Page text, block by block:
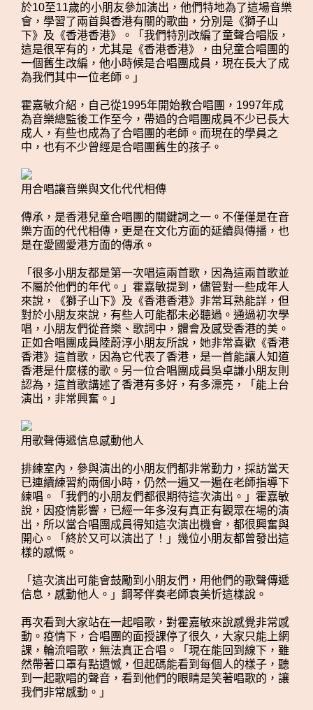
於10至11歲的小朋友參加演出，他們特地為了這場音樂
會，學習了兩首與香港有關的歌曲，分別是《獅子山
下》及《香港香港》。「我們特別改編了童聲合唱版，
這是很罕有的，尤其是《香港香港》，由兒童合唱團的
一個舊生改編，他小時候是合唱團成員，現在長大了成
為我們其中一位老師。」
霍嘉敏介紹，自己從1995年開始教合唱團，1997年成
為音樂總監後工作至今，帶過的合唱團成員不少已長大
成人，有些也成為了合唱團的老師。而現在的學員之
中，也有不少曾經是合唱團舊生的孩子。
用合唱讓音樂與文化代代相傳
傳承，是香港兒童合唱團的關鍵詞之一。不僅僅是在音
樂方面的代代相傳，更是在文化方面的延續與傳播，也
是在愛國愛港方面的傳承。
「很多小朋友都是第一次唱這兩首歌，因為這兩首歌並
不屬於他們的年代。」霍嘉敏提到，儘管對一些成年人
來說，《獅子山下》及《香港香港》非常耳熟能詳，但
對於小朋友來說，有些人可能都未必聽過。通過初次學
唱，小朋友們從音樂、歌詞中，體會及感受香港的美。
正如合唱團成員陸蔚淳小朋友所說，她非常喜歡《香港
香港》這首歌，因為它代表了香港，是一首能讓人知道
香港是什麼樣的歌。另一位合唱團成員吳卓謙小朋友則
認為，這首歌講述了香港有多好，有多漂亮，「能上台
演出，非常興奮。」
用歌聲傳遞信息感動他人
排練室內，參與演出的小朋友們都非常勤力，採訪當天
已連續練習約兩個小時，仍然一遍又一遍在老師指導下
練唱。「我們的小朋友們都很期待這次演出。」霍嘉敏
說，因疫情影響，已經一年多沒有真正有觀眾在場的演
出，所以當合唱團成員得知這次演出機會，都很興奮與
開心。「終於又可以演出了！」幾位小朋友都曾發出這
樣的感慨。
「這次演出可能會鼓勵到小朋友們，用他們的歌聲傳遞
信息，感動他人。」鋼琴伴奏老師袁美忻這樣說。
再次看到大家站在一起唱歌，對霍嘉敏來說感覺非常感
動。疫情下，合唱團的面授課停了很久，大家只能上網
課，輪流唱歌，無法真正合唱。「現在能回到線下，雖
然帶著口罩有點遺憾，但起碼能看到每個人的樣子，聽
到一起歌唱的聲音，看到他們的眼睛是笑著唱歌的，讓
我們非常感動。」